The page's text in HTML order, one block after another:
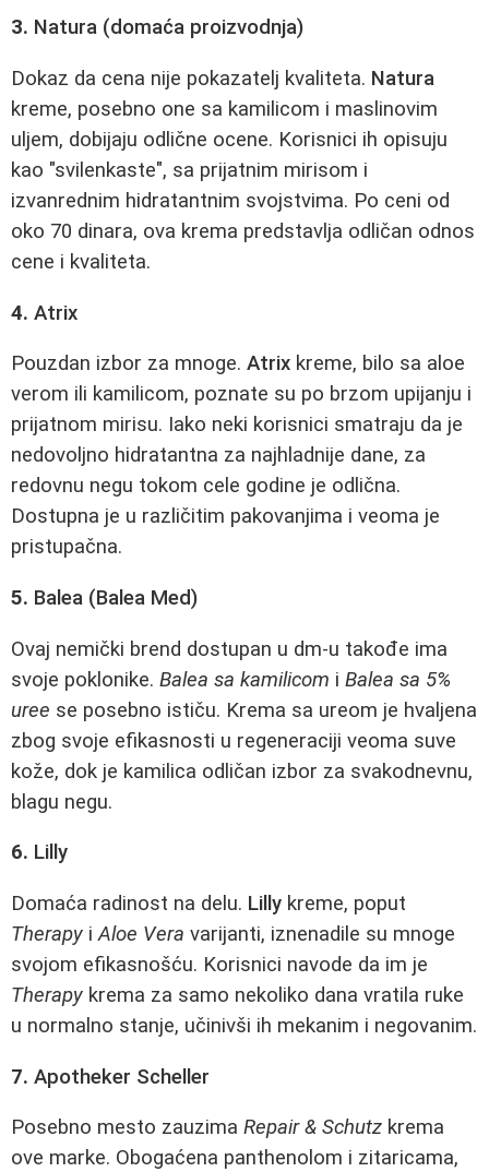
3. Natura (domaća proizvodnja)
Dokaz da cena nije pokazatelj kvaliteta. Natura
kreme, posebno one sa kamilicom i maslinovim
uljem, dobijaju odlične ocene. Korisnici ih opisuju
kao "svilenkaste", sa prijatnim mirisom i
izvanrednim hidratantnim svojstvima. Po ceni od
oko 70 dinara, ova krema predstavlja odličan odnos
cene i kvaliteta.
4. Atrix
Pouzdan izbor za mnoge. Atrix kreme, bilo sa aloe
verom ili kamilicom, poznate su po brzom upijanju i
prijatnom mirisu. Iako neki korisnici smatraju da je
nedovoljno hidratantna za najhladnije dane, za
redovnu negu tokom cele godine je odlična.
Dostupna je u različitim pakovanjima i veoma je
pristupačna.
5. Balea (Balea Med)
Ovaj nemički brend dostupan u dm-u takođe ima
svoje poklonike. Balea sa kamilicom i Balea sa 5%
uree se posebno ističu. Krema sa ureom je hvaljena
zbog svoje efikasnosti u regeneraciji veoma suve
kože, dok je kamilica odličan izbor za svakodnevnu,
blagu negu.
6. Lilly
Domaća radinost na delu. Lilly kreme, poput
Therapy iAloe Vera varijanti, iznenadile su mnoge
svojom efikasnošću. Korisnici navode da im je
Therapy krema za samo nekoliko dana vratila ruke
u normalno stanje, učinivši ih mekanim i negovanim.
7. Apotheker Scheller
Posebno mesto zauzima Repair & Schutz krema
ove marke. Obogaćena panthenolom i zitaricama,